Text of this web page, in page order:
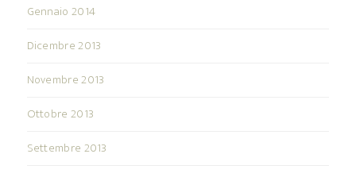
Gennaio 2014
Dicembre 2013
Novembre 2013
Ottobre 2013
Settembre 2013